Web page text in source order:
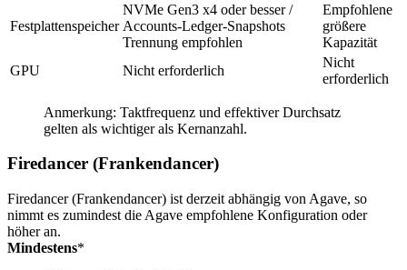
Festplattenspeicher
NVMe Gen3 x4 oder besser /
Accounts-Ledger-Snapshots
Trennung empfohlen
Empfohlene
größere
Kapazität
GPU
Nicht erforderlich
Nicht
erforderlich
Anmerkung: Taktfrequenz und effektiver Durchsatz
gelten als wichtiger als Kernanzahl.
Firedancer (Frankendancer)
Firedancer (Frankendancer) ist derzeit abhängig von Agave, so
nimmt es zumindest die Agave empfohlene Konfiguration oder
höher an.
Mindestens*